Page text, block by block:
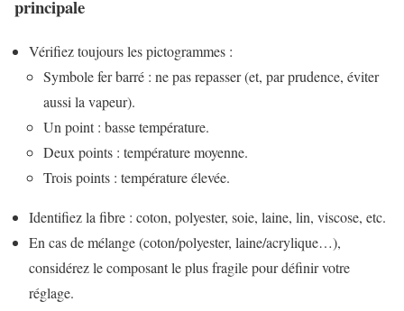
principale
Vérifiez toujours les pictogrammes :
Symbole fer barré : ne pas repasser (et, par prudence, éviter
aussi la vapeur).
Un point : basse température.
Deux points : température moyenne.
Trois points : température élevée.
Identifiez la fibre : coton, polyester, soie, laine, lin, viscose, etc.
En cas de mélange (coton/polyester, laine/acrylique…),
considérez le composant le plus fragile pour définir votre
réglage.